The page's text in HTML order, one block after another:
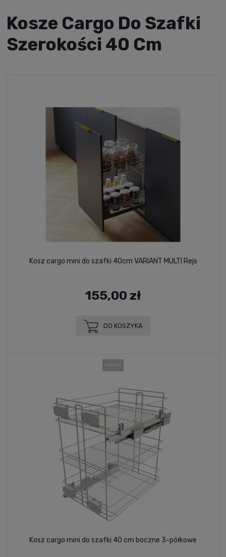
Kosze Cargo Do Szafki
Szerokości 40 Cm
Kosz cargo mini do szafki 40cm VARIANT MULTI Rejs
155,00 zł
DO KOSZYKA
Kosz cargo mini do szafki 40 cm boczne 3-półkowe
NOWOŚĆ